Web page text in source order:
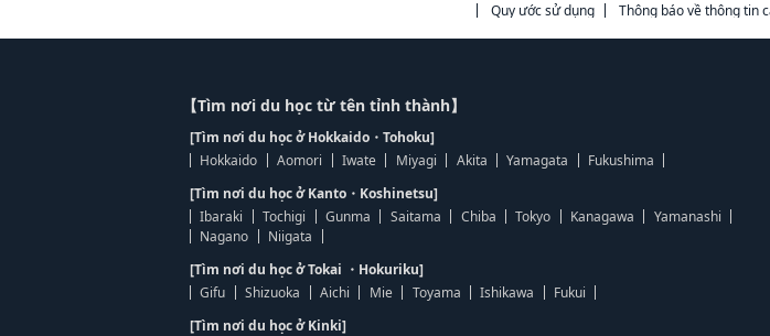
Quy ước sử dụng
Thông báo về thông tin
【Tìm nơi du học từ tên tỉnh thành】
[Tìm nơi du học ở Hokkaido・Tohoku]
Hokkaido
Aomori Iwate Miyagi Akita Yamagata
Fukushima
[Tìm nơi du học ở Kanto・Koshinetsu]
Ibaraki
Tochigi Gunma Saitama Chiba Tokyo Kanagawa
Yamanashi
Nagano
Niigata
[Tìm nơi du học ở Tokai ・Hokuriku]
Gifu
Shizuoka Aichi Mie Toyama Ishikawa
Fukui
[Tìm nơi du học ở Kinki]